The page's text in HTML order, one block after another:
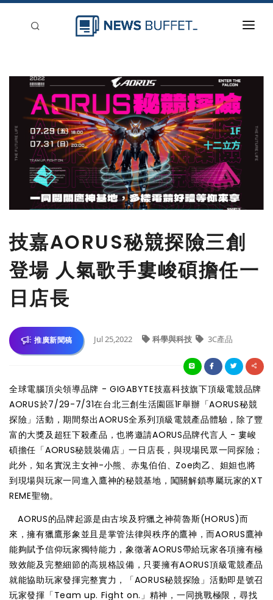
新聞稿分類
登入
刊登
技嘉AORUS秘競探險三創
登場 人氣歌手婁峻碩擔任一
日店長
推廣新聞稿 Jul 25,2022 科學與科技 3C產品
全球電腦頂尖領導品牌 - GIGABYTE技嘉科技旗下頂級電競品牌
AORUS於7/29-7/31在台北三創生活園區1F舉辦「AORUS秘競
探險」活動，期間祭出AORUS全系列頂級電競產品體驗，除了豐
富的大獎及超狂下殺產品，也將邀請AORUS品牌代言人 - 婁峻
碩擔任「AORUS秘競裝備店」一日店長，與現場民眾一同探險；
此外，知名實況主女神-小熊、赤鬼伯伯、Zoe肉乙、妲妲也將
到現場與玩家一同進入鷹神的秘競基地，闖關解鎖專屬玩家的XT
REME聖物。
AORUS的品牌起源是由古埃及狩獵之神荷魯斯(HORUS)而
來，擁有獵鷹形象並且是掌管法律與秩序的鷹神，而AORUS鷹神
能夠賦予信仰玩家獨特能力，象徵著AORUS帶給玩家各項擁有極
致效能及完整細節的高規格設備，只要擁有AORUS頂級電競產品
就能協助玩家發揮完整實力，「AORUS秘競探險」活動即是號召
玩家發揮「Team up. Fight on.」精神，一同挑戰極限，尋找